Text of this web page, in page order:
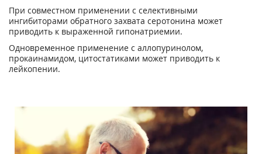
При совместном применении с селективными
ингибиторами обратного захвата серотонина может
приводить к выраженной гипонатриемии.
Одновременное применение с аллопуринолом,
прокаинамидом, цитостатиками может приводить к
лейкопении.